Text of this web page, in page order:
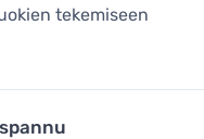
tekemiseen